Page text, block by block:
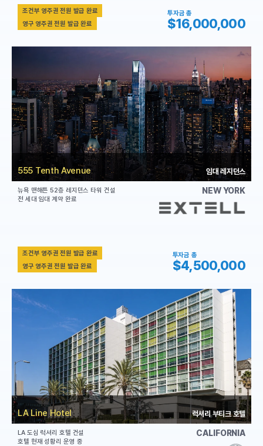
조건부 영주권 전원 발급 완료
영구 영주권 전원 발급 완료
투자금 총
$16,000,000
555 Tenth Avenue 임대 레지던스
뉴욕 맨해튼 52층 레지던스 타워 건설
전 세대 임대 계약 완료
조건부 영주권 전원 발급 완료
영구 영주권 전원 발급 완료
NEW YORK
투자금 총
$4,500,000
LA Line Hotel 럭셔리 부티크 호텔
LA 도심 럭셔리 호텔 건설
호텔 현재 성황리 운영 중
CALIFORNIA